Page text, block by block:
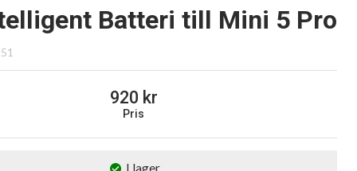
Batteri till Mini 5 Pro
Pris
920